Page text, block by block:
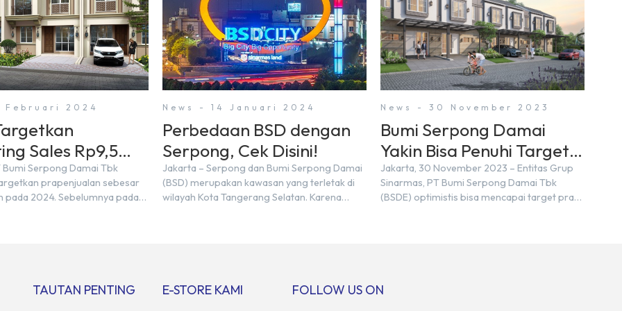
Februari 2024
Sales Rp9,5
Tahun 2024
Bumi Serpong Damai Tbk
prapenjualan sebesar
pada 2024. Sebelumnya pada
dapat memengaruhi
News - 14 Januari 2024
Perbedaan BSD dengan
Serpong, Cek Disini!
Jakarta – Serpong dan Bumi Serpong Damai
(BSD) merupakan kawasan yang terletak di
wilayah Kota Tangerang Selatan. Karena
merupakan dua kawasan yang berbeda.
News - 30 November 2023
Bumi Serpong Damai
Yakin Bisa Penuhi Target
Marketing Sales Tahun
2023
Jakarta, 30 November 2023 – Entitas Grup
Sinarmas, PT Bumi Serpong Damai Tbk
(BSDE) optimistis bisa mencapai target pra
DTP, BSDE optimistis bisa melampaui target.
TAUTAN PENTING E-STORE KAMI FOLLOW US ON